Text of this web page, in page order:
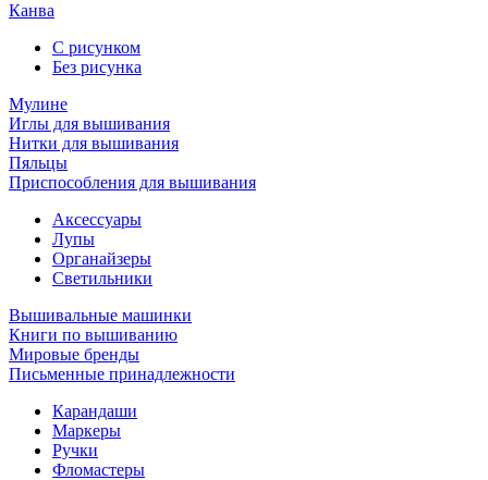
Канва
С рисунком
Без рисунка
Мулине
Иглы для вышивания
Нитки для вышивания
Пяльцы
Приспособления для вышивания
Аксессуары
Лупы
Органайзеры
Светильники
Вышивальные машинки
Книги по вышиванию
Мировые бренды
Письменные принадлежности
Карандаши
Маркеры
Ручки
Фломастеры